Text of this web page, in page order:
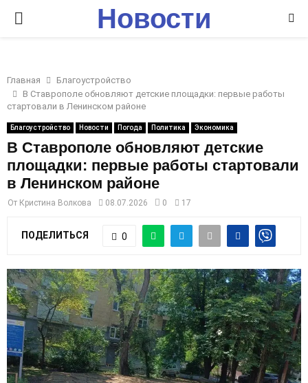
P
I
M
A
R
Y
M
E
N
Новости
Главная
Благоустройство
В Ставрополе обновляют детские площадки: первые работы
стартовали в Ленинском районе
Благоустройство Новости Погода Политика Экономика
В Ставрополе обновляют детские
площадки: первые работы стартовали
в Ленинском районе
От Кристина Волкова 08.07.2026 0 17
ПОДЕЛИТЬСЯ 0